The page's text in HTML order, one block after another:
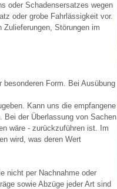
oder Schadensersatzes wegen
oder grobe Fahrlässigkeit vor.
Störungen im
Form. Bei Ausübung
Kann uns die empfangene
Bei der Überlassung von Sachen
wäre - zurückzuführen ist. Im
wird, was deren Wert
nicht per Nachnahme oder
sowie Abzüge jeder Art sind